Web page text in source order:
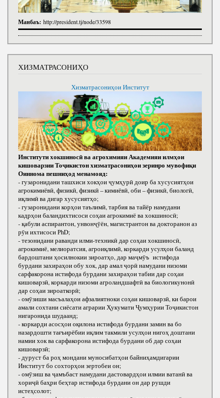
Манбаъ: http://president.tj/node/33598
ХИЗМАТРАСОНИҲО
Хизматрасониҳои Институт
Институти хокшиносӣ ва агрохимияи Академияи илмҳои
кишоварзии Тоҷикистон хизматрасониҳои зеринро мувофиқи
Оиннома пешниҳод менамояд:
- гузаронидани ташхиси хокҳои ҷумҳурӣ доир ба хусусиятҳои
агрокимиёвӣ, физикӣ, физикӣ – кимиёвӣ, оби – физикӣ, биологӣ,
иқлимӣ ва дигар хусусиятҳо;
- гузаронидани корҳои таълимӣ, тарбия ва тайёр намудани
кадрҳои баландихтисоси соҳаи агрокимиё ва хокшиносӣ;
- қабули аспирантон, унвонҷӯён, магистрантон ва докторанон аз
рӯи ихтисоси РhD;
- тезонидани раванди илми-техникӣ дар соҳаи хокшиносӣ,
агрокимиё, мелиоратсия, агроиқлимӣ, коркарди усулҳои баланд
бардоштани ҳосилнокии зироатҳо, дар маҷмӯъ истифода
бурдани захираҳои обу хок, дар амал ҷорӣ намудани низоми
сарфакорона истифода бурдани захираҳои табии дар соҳаи
кишоварзӣ, коркарди низоми агроландшафтӣ ва биологикунонӣ
дар соҳаи зироаткорӣ;
- омӯзиши масъалаҳои афзалиятноки соҳаи кишоварзӣ, ки барои
амали сохтани сиёсати аграрии Ҳукумати Ҷумҳурии Тоҷикистон
нигаронида шудаанд;
- коркарди асосҳои оқилона истифода бурдани замин ва бо
назардошти тағъирёбии иқлим такмили усулҳои нигоҳ доштани
намии хок ва сарфакорона истифода бурдани об дар соҳаи
кишоварзӣ;
- дуруст ба роҳ мондани муносибатҳои байниҳамдигарии
Институт бо сохторҳои зертобеи он;
- омӯзиш ва ҷамъбаст намудани дастовардҳои илмии ватанӣ ва
хориҷӣ баҳри беҳтар истифода бурдани он дар рушди
истеҳсолот;